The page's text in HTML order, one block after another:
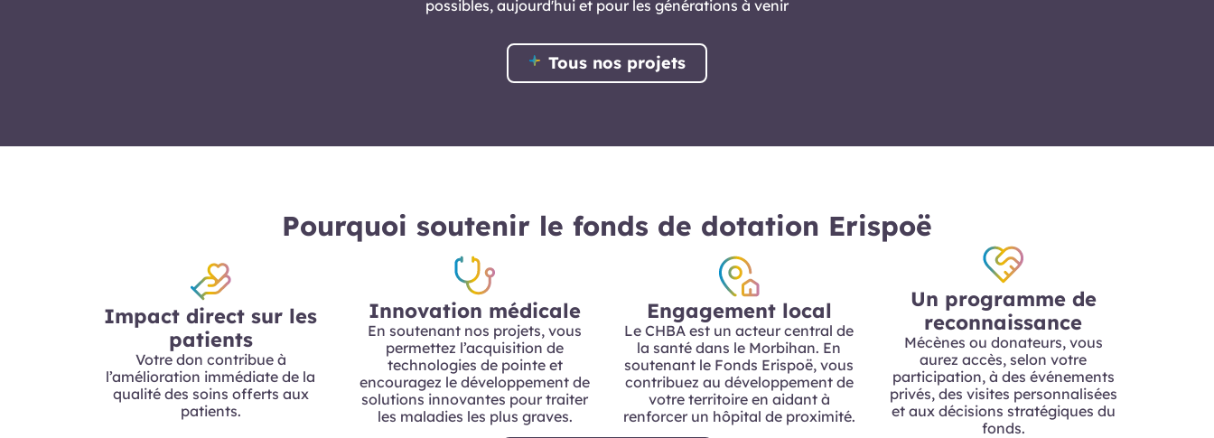
possibles, aujourd'hui et pour les générations à venir
Tous nos projets
Pourquoi soutenir le fonds de dotation Erispoë
Impact direct sur les
patients
Votre don contribue à
l’amélioration immédiate de la
qualité des soins offerts aux
patients.
Innovation médicale
En soutenant nos projets, vous
permettez l’acquisition de
technologies de pointe et
encouragez le développement de
solutions innovantes pour traiter
les maladies les plus graves.
Engagement local
Le CHBA est un acteur central de
la santé dans le Morbihan. En
soutenant le Fonds Erispoë, vous
contribuez au développement de
votre territoire en aidant à
renforcer un hôpital de proximité.
Un programme de
reconnaissance
Mécènes ou donateurs, vous
aurez accès, selon votre
participation, à des événements
privés, des visites personnalisées
et aux décisions stratégiques du
fonds.